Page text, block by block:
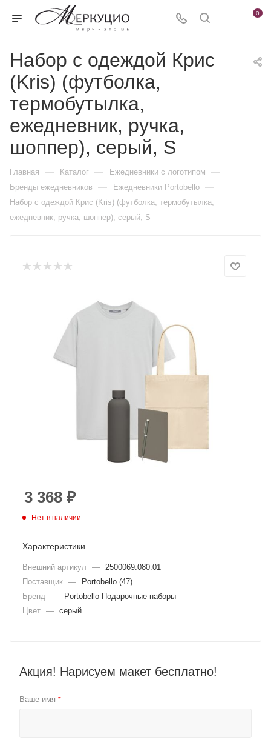
0
Набор с одеждой Крис
(Kris) (футболка,
термобутылка,
ежедневник, ручка,
шоппер), серый, S
Главная — Каталог — Ежедневники c логотипом —
Бренды ежедневников — Ежедневники Portobello —
Набор с одеждой Крис (Kris) (футболка, термобутылка,
ежедневник, ручка, шоппер), серый, S
3 368 ₽
Нет в наличии
Характеристики
Внешний артикул —
2500069.080.01
Поставщик —
Portobello (47)
Бренд
—
Portobello Подарочные наборы
Цвет — серый
Акция! Нарисуем макет бесплатно!
Ваше имя *